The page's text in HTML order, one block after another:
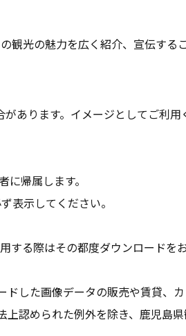
観光の魅力を広く紹介、宣伝する
あります。イメージとしてご利用
帰属します。
表示してください。
る際はその都度ダウンロードをお
した画像データの販売や賃貸、
認められた例外を除き、鹿児島